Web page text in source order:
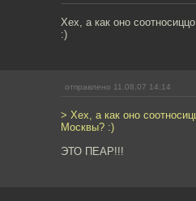
Хех, а как оно
:)
отправлено 11.08.07 14:14
> Хех, а как оно
Москвы? :)
ЭТО ПЕАР!!!